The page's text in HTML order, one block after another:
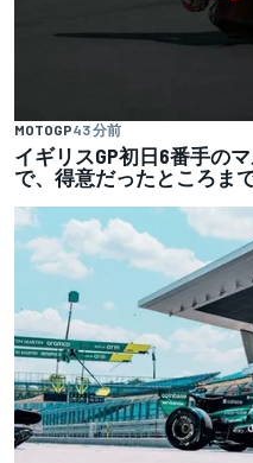
MOTOGP43 分前
イギリスGP初日6番手の
で、得意だったところま